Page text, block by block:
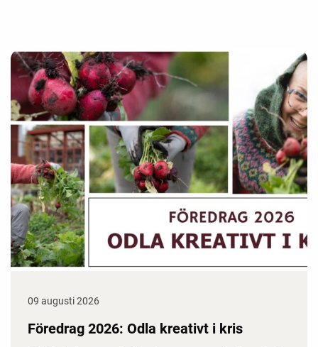
09 augusti 2026
Föredrag 2026: Odla kreativt i kris